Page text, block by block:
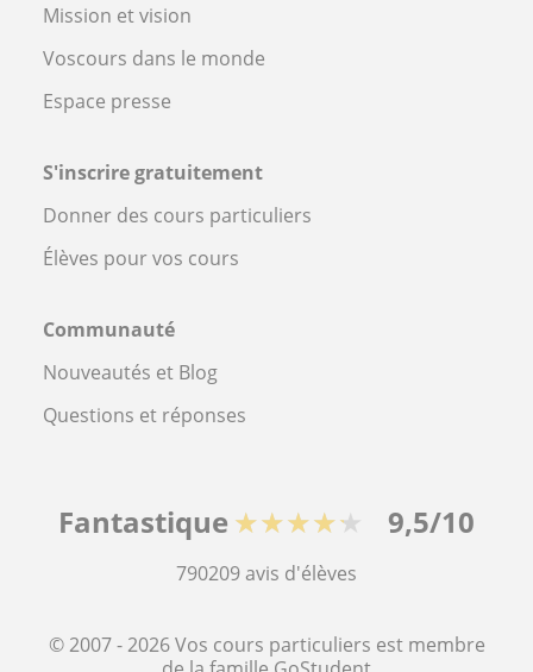
Mission et vision
Voscours dans le monde
Espace presse
S'inscrire gratuitement
Donner des cours particuliers
Élèves pour vos cours
Communauté
Nouveautés et Blog
Questions et réponses
Fantastique ★★★★★ 9,5/10
790209avis d'élèves
© 2007 - 2026 Vos cours particuliers est membre